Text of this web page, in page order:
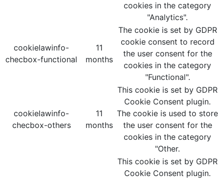
cookies in the category
"Analytics".
cookielawinfo-
checbox-functional
11
months
The cookie is set by GDPR
cookie consent to record
the user consent for the
cookies in the category
"Functional".
cookielawinfo-
checbox-others
11
months
This cookie is set by GDPR
Cookie Consent plugin.
The cookie is used to store
the user consent for the
cookies in the category
"Other.
This cookie is set by GDPR
Cookie Consent plugin.